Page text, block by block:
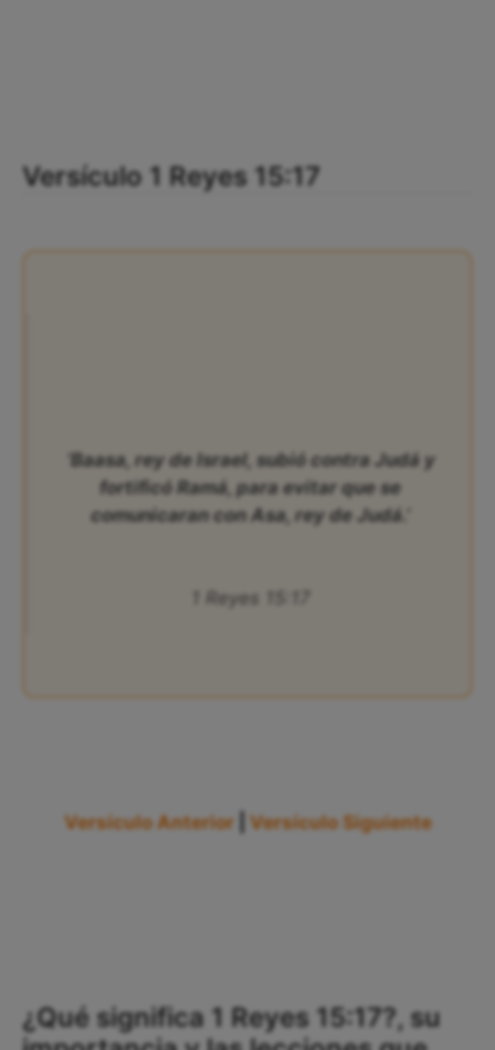
Versículo 1 Reyes 15:17
‘Baasa, rey de Israel, subió contra Judá y
fortificó Ramá, para evitar que se
comunicaran con Asa, rey de Judá.’
1 Reyes 15:17
Versículo Anterior Versículo Siguiente
¿Qué significa 1 Reyes 15:17?, su